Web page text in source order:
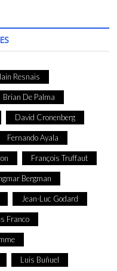
Resnais
Brian De Palma
David Cronenberg
Fernando Ayala
François Truffaut
Bergman
Jean-Luc Godard
Franco
Luis Buñuel